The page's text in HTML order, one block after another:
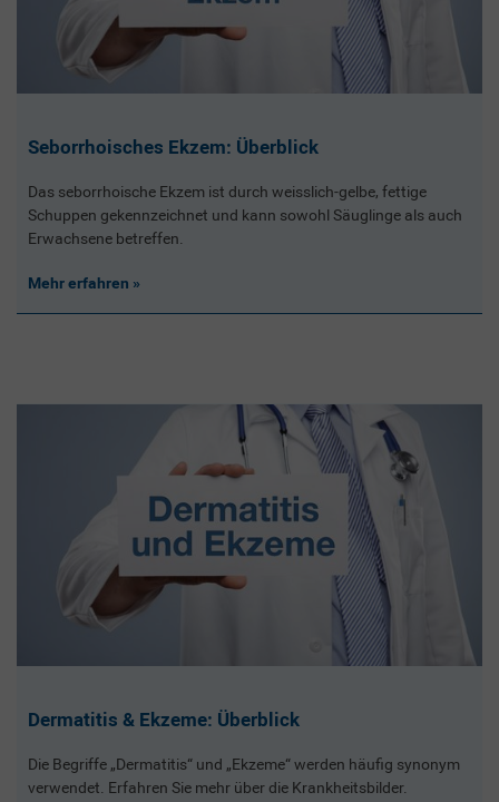
Seborrhoisches Ekzem: Überblick
Das seborrhoische Ekzem ist durch weisslich-gelbe, fettige
Schuppen gekennzeichnet und kann sowohl Säuglinge als auch
Erwachsene betreffen.
Mehr erfahren
Dermatitis & Ekzeme: Überblick
Die Begriffe „Dermatitis“ und „Ekzeme“ werden häufig synonym
verwendet. Erfahren Sie mehr über die Krankheitsbilder.